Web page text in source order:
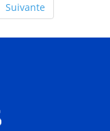
Suivante